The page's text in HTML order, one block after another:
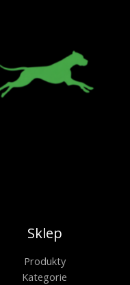
Sklep
Produkty
Kategorie